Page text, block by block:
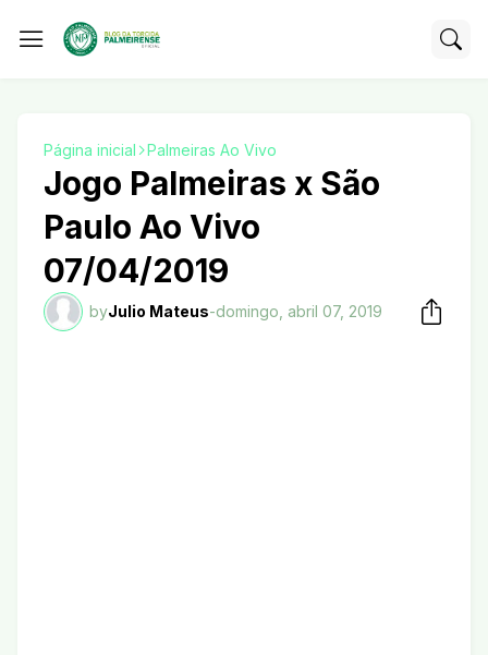
Página inicial Palmeiras Ao Vivo
Jogo Palmeiras x São
Paulo Ao Vivo
07/04/2019
byJulio Mateus-domingo, abril 07, 2019